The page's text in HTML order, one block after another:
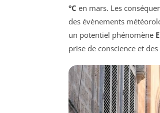
°C en mars. Les
des évènements
un potentiel phénomène
prise de conscience et